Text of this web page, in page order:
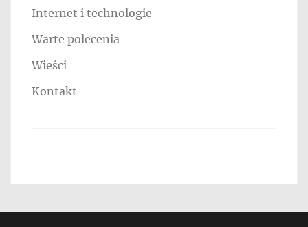
Internet i technologie
Warte polecenia
Wieści
Kontakt